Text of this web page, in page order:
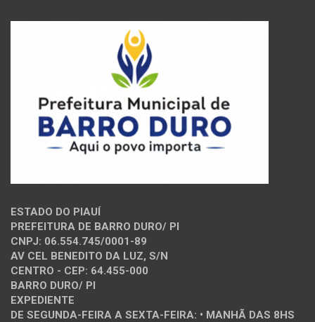
ESTADO DO PIAUÍ
PREFEITURA DE BARRO DURO/ PI
CNPJ: 06.554.745/0001-89
AV CEL BENEDITO DA LUZ, S/N
CENTRO - CEP: 64.455-000
BARRO DURO/ PI
EXPEDIENTE
DE SEGUNDA-FEIRA A SEXTA-FEIRA: • MANHÃ DAS 8HS